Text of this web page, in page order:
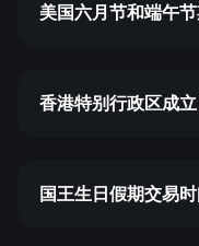
美国六月节和端午
香港特别行政区成
国王生日假期交易